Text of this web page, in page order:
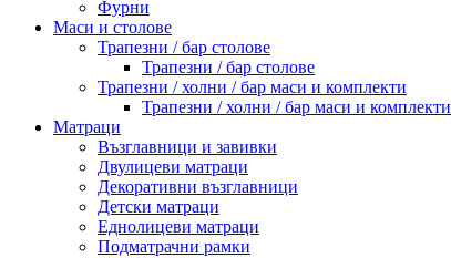
Фурни
Маси и столове
Трапезни / бар столове
Трапезни / бар столове
Трапезни / холни / бар маси и комплекти
Трапезни / холни / бар маси и комплекти
Матраци
Възглавници и завивки
Двулицеви матраци
Декоративни възглавници
Детски матраци
Еднолицеви матраци
Подматрачни рамки